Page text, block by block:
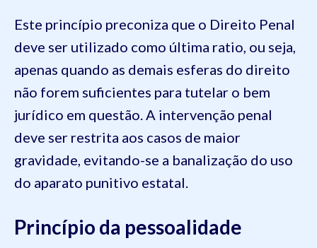
Este princípio preconiza que o Direito Penal
deve ser utilizado como última ratio, ou seja,
apenas quando as demais esferas do direito
não forem suficientes para tutelar o bem
jurídico em questão. A intervenção penal
deve ser restrita aos casos de maior
gravidade, evitando-se a banalização do uso
do aparato punitivo estatal.
Princípio da pessoalidade